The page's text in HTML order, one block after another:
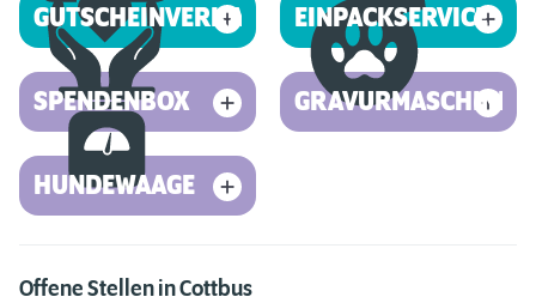
GUTSCHEINVERKAUF EINPACKSERVICE
SPENDENBOX GRAVURMASCHINE
HUNDEWAAGE
Offene Stellen in Cottbus